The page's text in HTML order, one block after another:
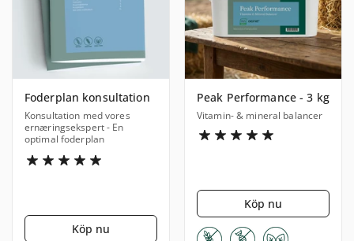
Foderplan konsultation
Konsultation med vores
ernæringsekspert - En
optimal foderplan
Köp nu
Peak Performance - 3 kg
Vitamin- & mineral balancer
Köp nu